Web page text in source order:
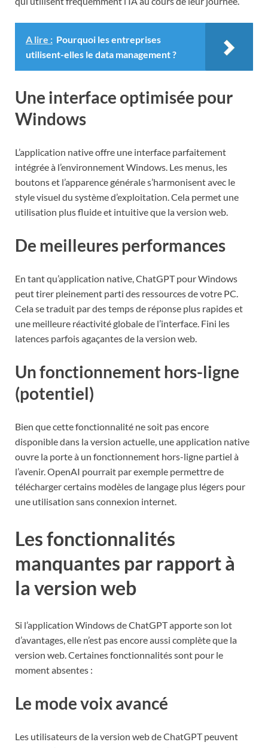
A lire : Pourquoi les entreprises
utilisent-elles le data management ?
Une interface optimisée pour
Windows
L’application native offre une interface parfaitement
intégrée à l’environnement Windows. Les menus, les
boutons et l’apparence générale s’harmonisent avec le
style visuel du système d’exploitation. Cela permet une
utilisation plus fluide et intuitive que la version web.
De meilleures performances
En tant qu’application native, ChatGPT pour Windows
peut tirer pleinement parti des ressources de votre PC.
Cela se traduit par des temps de réponse plus rapides et
une meilleure réactivité globale de l’interface. Fini les
latences parfois agaçantes de la version web.
Un fonctionnement hors-ligne
(potentiel)
Bien que cette fonctionnalité ne soit pas encore
disponible dans la version actuelle, une application native
ouvre la porte à un fonctionnement hors-ligne partiel à
l’avenir. OpenAI pourrait par exemple permettre de
télécharger certains modèles de langage plus légers pour
une utilisation sans connexion internet.
Les fonctionnalités
manquantes par rapport à
la version web
Si l’application Windows de ChatGPT apporte son lot
d’avantages, elle n’est pas encore aussi complète que la
version web. Certaines fonctionnalités sont pour le
moment absentes :
Le mode voix avancé
Les utilisateurs de la version web de ChatGPT peuvent